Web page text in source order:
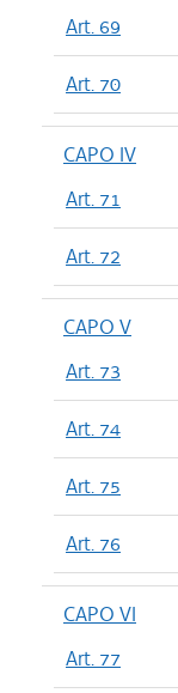
Art. 69
Art. 70
CAPO IV
Art. 71
Art. 72
CAPO V
Art. 73
Art. 74
Art. 75
Art. 76
CAPO VI
Art. 77